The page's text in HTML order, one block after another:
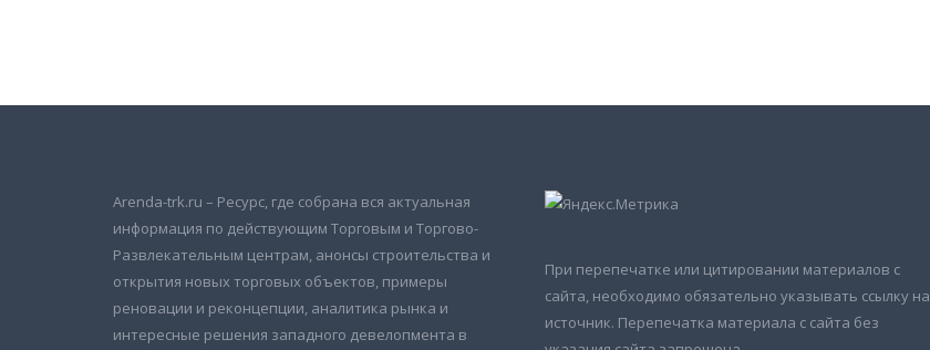
Arenda-trk.ru – Ресурс, где собрана вся актуальная
информация по действующим Торговым и Торгово-
Развлекательным центрам, анонсы строительства и
открытия новых торговых объектов, примеры
реновации и реконцепции, аналитика рынка и
интересные решения западного девелопмента в
При перепечатке или цитировании материалов с
сайта, необходимо обязательно указывать ссылку на
источник. Перепечатка материала с сайта без